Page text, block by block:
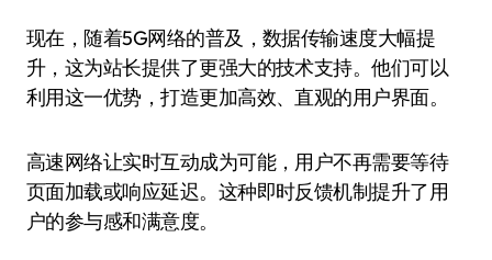
现在，随着5G网络的普及，数据传输速度大幅提
升，这为站长提供了更强大的技术支持。他们可以
利用这一优势，打造更加高效、直观的用户界面。
高速网络让实时互动成为可能，用户不再需要等待
页面加载或响应延迟。这种即时反馈机制提升了用
户的参与感和满意度。